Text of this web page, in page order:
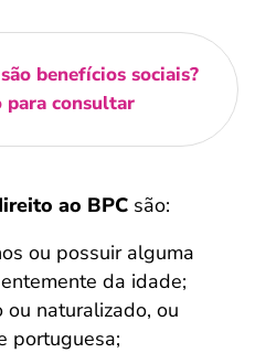
benefícios sociais?
para consultar
ao BPC são:
ou possuir alguma
da idade;
naturalizado, ou
portuguesa;